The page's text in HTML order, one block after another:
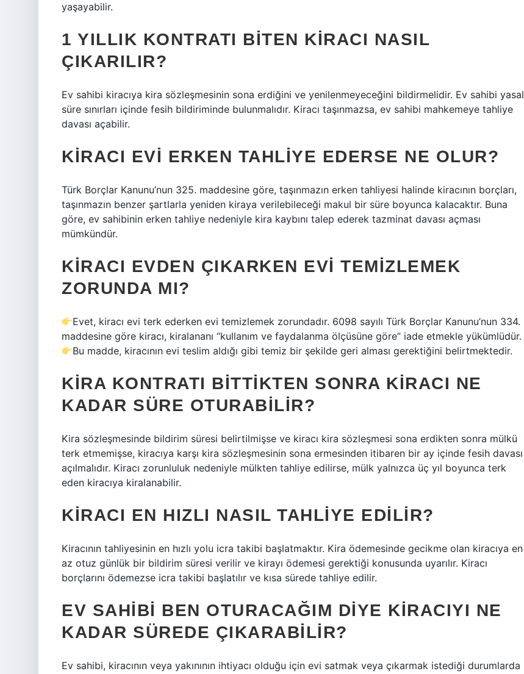
yaşayabilir.
1 YILLIK KONTRATI BITEN KIRACI NASIL
ÇIKARILIR?
Ev sahibi kiracıya kira sözleşmesinin sona erdiğini ve yenilenmeyeceğini bildirmelidir. Ev sahibi yasal
süre sınırları içinde fesih bildiriminde bulunmalıdır. Kiracı taşınmazsa, ev sahibi mahkemeye tahliye
davası açabilir.
KIRACI EVI ERKEN TAHLIYE EDERSE NE OLUR?
Türk Borçlar Kanunu’nun 325. maddesine göre, taşınmazın erken tahliyesi halinde kiracının borçları,
taşınmazın benzer şartlarla yeniden kiraya verilebileceği makul bir süre boyunca kalacaktır. Buna
göre, ev sahibinin erken tahliye nedeniyle kira kaybını talep ederek tazminat davası açması
mümkündür.
KIRACI EVDEN ÇIKARKEN EVI TEMIZLEMEK
ZORUNDA MI?
Evet, kiracı evi terk ederken evi temizlemek zorundadır. 6098 sayılı Türk Borçlar Kanunu’nun 334.
maddesine göre kiracı, kiralananı “kullanım ve faydalanma ölçüsüne göre” iade etmekle yükümlüdür.
Bu madde, kiracının evi teslim aldığı gibi temiz bir şekilde geri alması gerektiğini belirtmektedir.
KIRA KONTRATI BITTIKTEN SONRA KIRACI NE
KADAR SÜRE OTURABILIR?
Kira sözleşmesinde bildirim süresi belirtilmişse ve kiracı kira sözleşmesi sona erdikten sonra mülkü
terk etmemişse, kiracıya karşı kira sözleşmesinin sona ermesinden itibaren bir ay içinde fesih davası
açılmalıdır. Kiracı zorunluluk nedeniyle mülkten tahliye edilirse, mülk yalnızca üç yıl boyunca terk
eden kiracıya kiralanabilir.
KIRACI EN HIZLI NASIL TAHLIYE EDILIR?
Kiracının tahliyesinin en hızlı yolu icra takibi başlatmaktır. Kira ödemesinde gecikme olan kiracıya en
az otuz günlük bir bildirim süresi verilir ve kirayı ödemesi gerektiği konusunda uyarılır. Kiracı
borçlarını ödemezse icra takibi başlatılır ve kısa sürede tahliye edilir.
EV SAHIBI BEN OTURACAĞIM DIYE KIRACIYI NE
KADAR SÜREDE ÇIKARABILIR?
Ev sahibi, kiracının veya yakınının ihtiyacı olduğu için evi satmak veya çıkarmak istediği durumlarda